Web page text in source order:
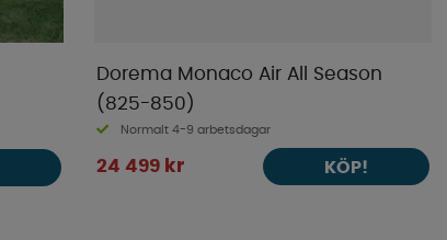
Dorema Monaco Air All Season
(825-850)
Normalt 4-9 arbetsdagar
24 499 kr KÖP!